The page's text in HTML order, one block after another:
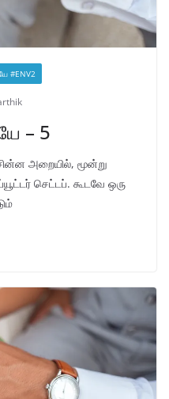
#ENV2
– 5
அறையில், மூன்று
செட்டப். கூடவே ஒரு